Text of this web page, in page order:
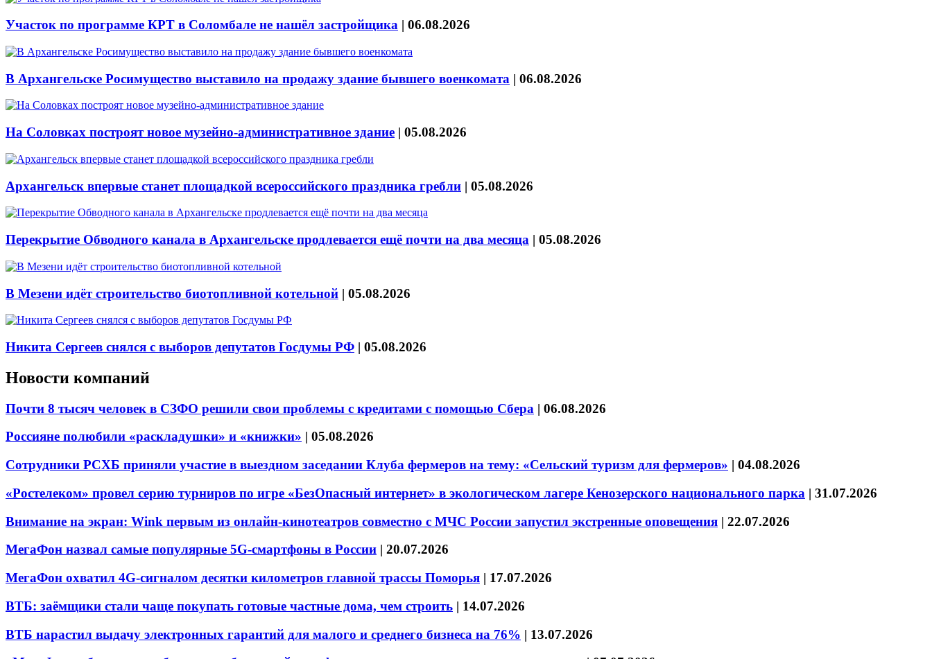
Участок по программе КРТ в Соломбале не нашёл застройщика | 06.08.2026
В Архангельске Росимущество выставило на продажу здание бывшего военкомата | 06.08.2026
На Соловках построят новое музейно-административное здание | 05.08.2026
Архангельск впервые станет площадкой всероссийского праздника гребли | 05.08.2026
Перекрытие Обводного канала в Архангельске продлевается ещё почти на два месяца | 05.08.2026
В Мезени идёт строительство биотопливной котельной | 05.08.2026
Никита Сергеев снялся с выборов депутатов Госдумы РФ | 05.08.2026
Новости компаний
Почти 8 тысяч человек в СЗФО решили свои проблемы с кредитами с помощью Сбера | 06.08.2026
Россияне полюбили «раскладушки» и «книжки» | 05.08.2026
Сотрудники РСХБ приняли участие в выездном заседании Клуба фермеров на тему: «Сельский туризм для фермеров» | 04.08.2026
«Ростелеком» провел серию турниров по игре «БезОпасный интернет» в экологическом лагере Кенозерского национального парка | 31.07.2026
Внимание на экран: Wink первым из онлайн-кинотеатров совместно с МЧС России запустил экстренные оповещения | 22.07.2026
МегаФон назвал самые популярные 5G-смартфоны в России | 20.07.2026
МегаФон охватил 4G-сигналом десятки километров главной трассы Поморья | 17.07.2026
ВТБ: заёмщики стали чаще покупать готовые частные дома, чем строить | 14.07.2026
ВТБ нарастил выдачу электронных гарантий для малого и среднего бизнеса на 76% | 13.07.2026